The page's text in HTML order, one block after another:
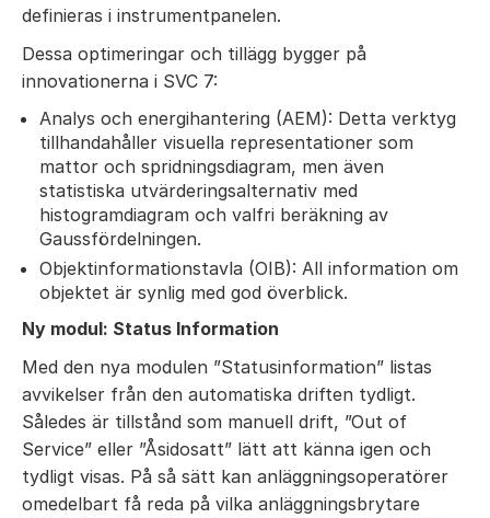
definieras i instrumentpanelen.
Dessa optimeringar och tillägg bygger på
innovationerna i SVC 7:
Analys och energihantering (AEM): Detta verktyg
tillhandahåller visuella representationer som
mattor och spridningsdiagram, men även
statistiska utvärderingsalternativ med
histogramdiagram och valfri beräkning av
Gaussfördelningen.
Objektinformationstavla (OIB): All information om
objektet är synlig med god överblick.
Ny modul: Status Information
Med den nya modulen ”Statusinformation” listas
avvikelser från den automatiska driften tydligt.
Således är tillstånd som manuell drift, ”Out of
Service” eller ”Åsidosatt” lätt att känna igen och
tydligt visas. På så sätt kan anläggningsoperatörer
omedelbart få reda på vilka anläggningsbrytare